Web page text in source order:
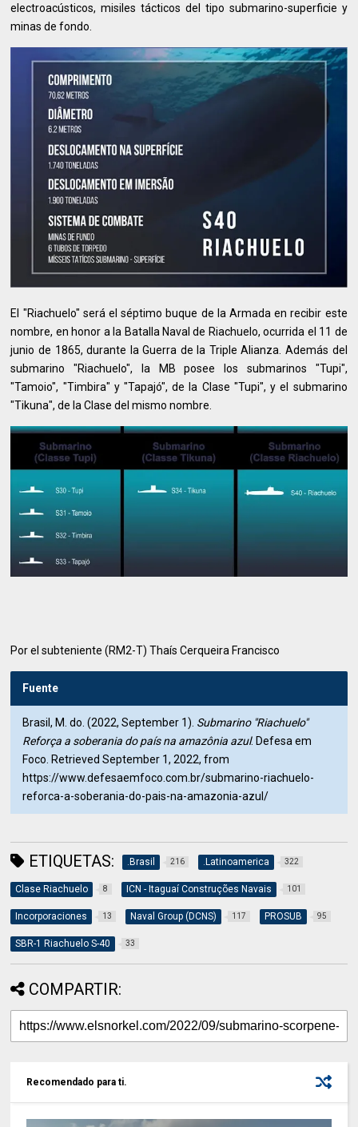
electroacústicos, misiles tácticos del tipo submarino-superficie y
minas de fondo.
El "Riachuelo" será el séptimo buque de la Armada en recibir este
nombre, en honor a la Batalla Naval de Riachuelo, ocurrida el 11 de
junio de 1865, durante la Guerra de la Triple Alianza. Además del
submarino "Riachuelo", la MB posee los submarinos "Tupi",
"Tamoio", "Timbira" y "Tapajó", de la Clase "Tupi", y el submarino
"Tikuna", de la Clase del mismo nombre.
Por el subteniente (RM2-T) Thaís Cerqueira Francisco
Fuente
Brasil, M. do. (2022, September 1). Submarino "Riachuelo"
Reforça a soberania do país na amazônia azul. Defesa em
Foco. Retrieved September 1, 2022, from
https://www.defesaemfoco.com.br/submarino-riachuelo-
reforca-a-soberania-do-pais-na-amazonia-azul/
ETIQUETAS: .Brasil 216 .Latinoamerica 322
Clase Riachuelo 8 ICN - Itaguaí Construções Navais 101
Incorporaciones 13 Naval Group (DCNS) 117 PROSUB 95
SBR-1 Riachuelo S-40 33
COMPARTIR:
Recomendado para ti.